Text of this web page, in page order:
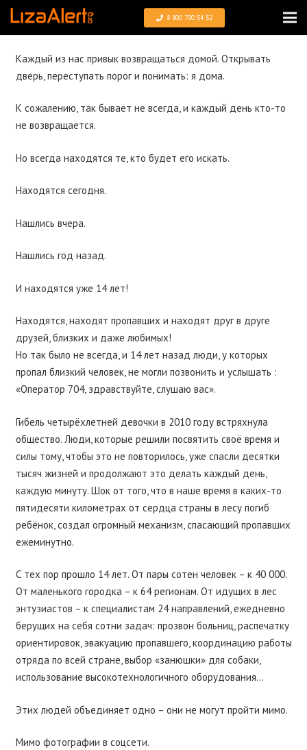
8 800 700 54 52
Каждый из нас привык возвращаться домой. Открывать
дверь, переступать порог и понимать: я дома.
К сожалению, так бывает не всегда, и каждый день кто-то
не возвращается.
Но всегда находятся те, кто будет его искать.
Находятся сегодня.
Нашлись вчера.
Нашлись год назад.
И находятся уже 14 лет!
Находятся, находят пропавших и находят друг в друге
друзей, близких и даже любимых!
Но так было не всегда, и 14 лет назад люди, у которых
пропал близкий человек, не могли позвонить и услышать :
«Оператор 704, здравствуйте, слушаю вас».
Гибель четырёхлетней девочки в 2010 году встряхнула
общество. Люди, которые решили посвятить своё время и
силы тому, чтобы это не повторилось, уже спасли десятки
тысяч жизней и продолжают это делать каждый день,
каждую минуту. Шок от того, что в наше время в каких-то
пятидесяти километрах от сердца страны в лесу погиб
ребёнок, создал огромный механизм, спасающий пропавших
ежеминутно.
С тех пор прошло 14 лет. От пары сотен человек – к 40 000.
От маленького городка – к 64 регионам. От идущих в лес
энтузиастов – к специалистам 24 направлений, ежедневно
берущих на себя сотни задач: прозвон больниц, распечатку
ориентировок, эвакуацию пропавшего, координацию работы
отряда по всей стране, выбор «занюшки» для собаки,
использование высокотехнологичного оборудования…
Этих людей объединяет одно – они не могут пройти мимо.
Мимо фотографии в соцсети.